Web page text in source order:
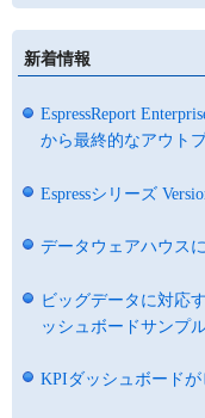
新着情報
EspressReport
から最終的なアウト
Espressシリーズ
データウェアハウス
ビッグデータに対応
ッシュボードサンプ
KPIダッシュボード